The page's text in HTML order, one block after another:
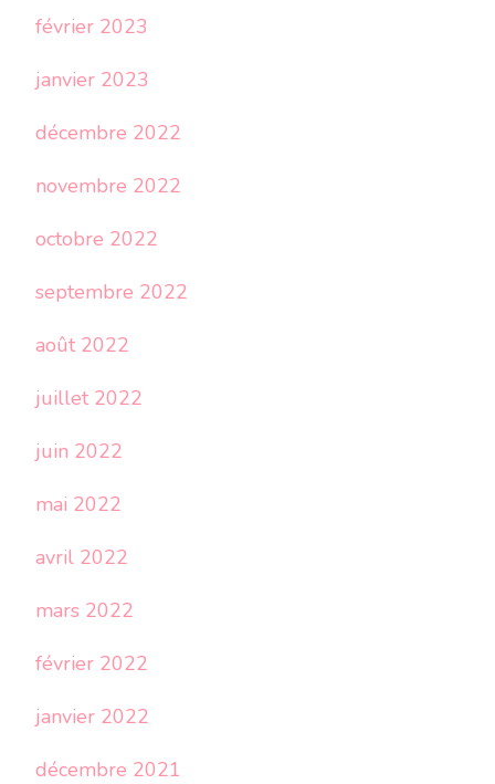
février 2023
janvier 2023
décembre 2022
novembre 2022
octobre 2022
septembre 2022
août 2022
juillet 2022
juin 2022
mai 2022
avril 2022
mars 2022
février 2022
janvier 2022
décembre 2021